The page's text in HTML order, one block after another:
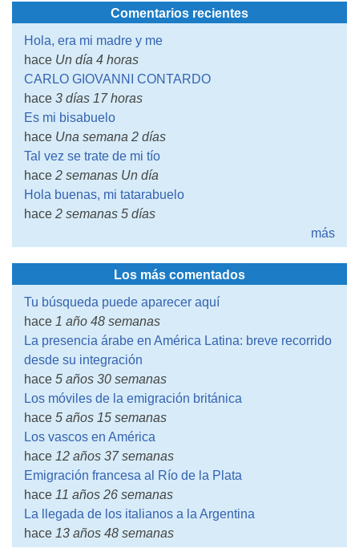
Comentarios recientes
Hola, era mi madre y me
hace Un día 4 horas
CARLO GIOVANNI CONTARDO
hace 3 días 17 horas
Es mi bisabuelo
hace Una semana 2 días
Tal vez se trate de mi tío
hace 2 semanas Un día
Hola buenas, mi tatarabuelo
hace 2 semanas 5 días
más
Los más comentados
Tu búsqueda puede aparecer aquí
hace 1 año 48 semanas
La presencia árabe en América Latina: breve recorrido
desde su integración
hace 5 años 30 semanas
Los móviles de la emigración británica
hace 5 años 15 semanas
Los vascos en América
hace 12 años 37 semanas
Emigración francesa al Río de la Plata
hace 11 años 26 semanas
La llegada de los italianos a la Argentina
hace 13 años 48 semanas